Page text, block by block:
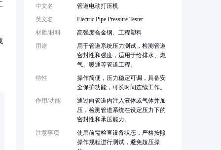
中文名
管道电动打压机
英文名
Electric Pipe Pressure Tester
材质/材料
高强度合金钢、工程塑料
用途
用于管道系统压力测试，检测管道
密封性和强度，适用于给排水、燃
气、暖通等管道工程。
特性
操作简便，压力稳定可调，具备安
全保护功能，可长时间连续工作。
作用/功能
通过向管道内注入液体或气体并加
压，检测管道系统在设定压力下的
密封性和承压能力。
注意事项
使用前需检查设备状态，严格按照
操作规程进行测试，避免超压操